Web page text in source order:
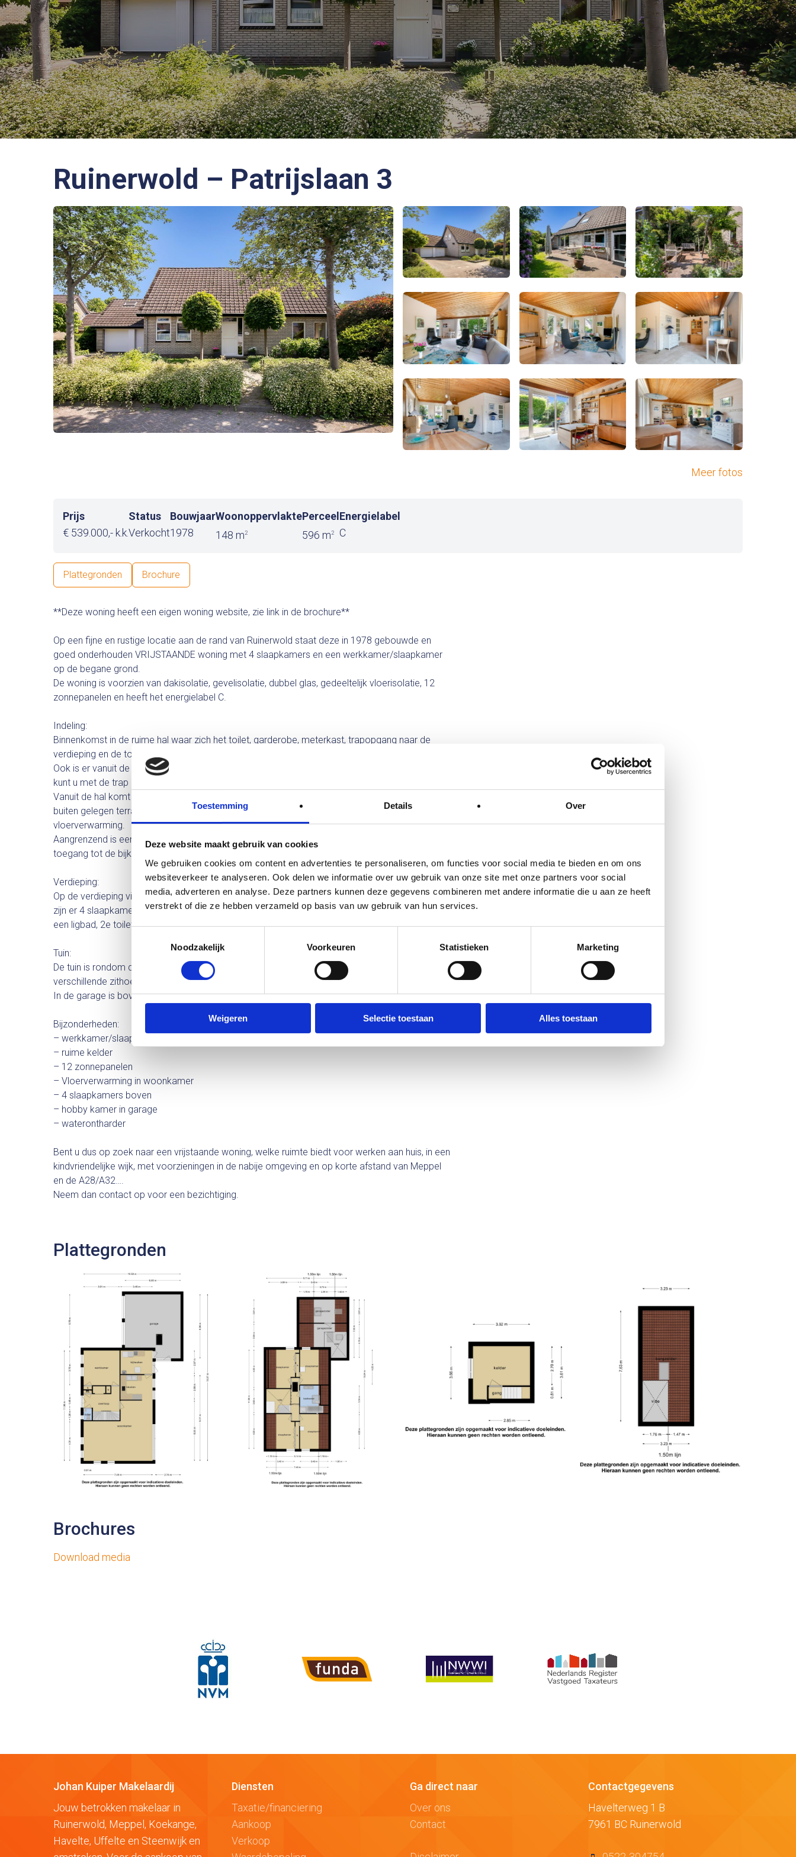
Toestemming Details Over
Deze website maakt gebruik van cookies
We gebruiken cookies om content en advertenties te personaliseren, om functies voor social media te bieden en om ons
websiteverkeer te analyseren. Ook delen we informatie over uw gebruik van onze site met onze partners voor social
media, adverteren en analyse. Deze partners kunnen deze gegevens combineren met andere informatie die u aan ze heeft
verstrekt of die ze hebben verzameld op basis van uw gebruik van hun services.
Noodzakelijk
Voorkeuren Statistieken Marketing
Weigeren Selectie toestaan Alles toestaan
Ruinerwold – Patrijslaan 3
Meer fotos
Prijs
€ 539.000,- k.k.
Status
Verkocht
Bouwjaar
1978
Woonoppervlakte
148 m2
Perceel
596 m2
Energielabel
C
Plattegronden Brochure
**Deze woning heeft een eigen woning website, zie link in de brochure**
Op een fijne en rustige locatie aan de rand van Ruinerwold staat deze in 1978 gebouwde en
goed onderhouden VRIJSTAANDE woning met 4 slaapkamers en een werkkamer/slaapkamer
op de begane grond.
De woning is voorzien van dakisolatie, gevelisolatie, dubbel glas, gedeeltelijk vloerisolatie, 12
zonnepanelen en heeft het energielabel C.
Indeling:
Binnenkomst in de ruime hal waar zich het toilet, garderobe, meterkast, trapopgang naar de
verdieping en de toegang tot de woonkamer zich bevinden.
Ook is er vanuit de hal toegang tot de ruime werkkamer/slaapkamer op de begane grond en
kunt u met de trap naar beneden naar de ruime kelder.
Vanuit de hal komt u in de ruime lichte woonkamer met schuifpui welke toegang biedt naar het
buiten gelegen terras op het zuiden. De woonkamer is voorzien van een natuurstenen vloer en
vloerverwarming.
Aangrenzend is een half open Bulthaup keuken met veel opbergruimte en vanuit de keuken is er
toegang tot de bijkeuken met wasmachine aansluiting en een keukenblok.
Verdieping:
Op de verdieping vindt u de overloop met vlizotrap met toegang tot de bergzolder. Daarnaast
zijn er 4 slaapkamers, waarvan 2 met kastenwand en de ruime badkamer met dubbele wastafel,
een ligbad, 2e toilet en douche.
Tuin:
De tuin is rondom de woning gelegen, is fraai aangelegd, biedt veel privacy en heeft
verschillende zithoekjes. De woning heeft een eigen oprit en een ruime, dubbele stenen garage.
In de garage is boven een praktische hobby ruimte gecreëerd.
Bijzonderheden:
– werkkamer/slaapkamer begane grond
– ruime kelder
– 12 zonnepanelen
– Vloerverwarming in woonkamer
– 4 slaapkamers boven
– hobby kamer in garage
– waterontharder
Bent u dus op zoek naar een vrijstaande woning, welke ruimte biedt voor werken aan huis, in een
kindvriendelijke wijk, met voorzieningen in de nabije omgeving en op korte afstand van Meppel
en de A28/A32….
Neem dan contact op voor een bezichtiging.
Plattegronden
Brochures
Download media
Johan Kuiper Makelaardij
Jouw betrokken makelaar in
Ruinerwold, Meppel, Koekange,
Havelte, Uffelte en Steenwijk en
Diensten
Taxatie/financiering
Aankoop
Verkoop
Ga direct naar
Over ons
Contact
Contactgegevens
Havelterweg 1 B
7961 BC Ruinerwold